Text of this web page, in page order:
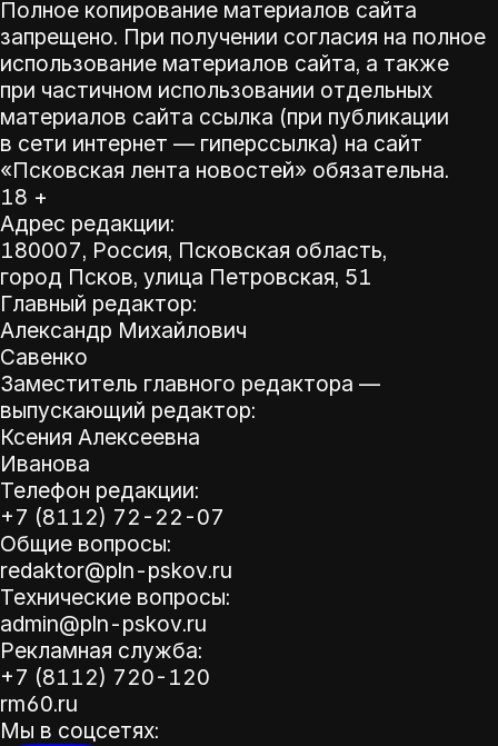
Полное копирование материалов сайта
запрещено. При получении согласия на полное
использование материалов сайта, а также
при частичном использовании отдельных
материалов сайта ссылка (при публикации
в сети интернет — гиперссылка) на сайт
«Псковская лента новостей» обязательна.
18 +
Адрес редакции:
180007, Россия, Псковская область,
город Псков, улица Петровская, 51
Главный редактор:
Александр Михайлович
Савенко
Заместитель главного редактора —
выпускающий редактор:
Ксения Алексеевна
Иванова
Телефон редакции:
+7 (8112) 72-22-07
Общие вопросы:
redaktor@pln-pskov.ru
Технические вопросы:
admin@pln-pskov.ru
Рекламная служба:
+7 (8112) 720-120
rm60.ru
Мы в соцсетях: